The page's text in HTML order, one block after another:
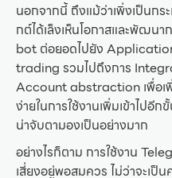
นอกจากนี้ ถึงแม้ว่าเพิ่งเป็นกร
กต์ได้เล็งเห็นโอกาสและพัฒน
bot ต่อยอดไปยัง
trading รวมไปถึงการ
Account abstraction เพื่อเ
ง่ายในการใช้งานเพิ่มเข้าไปอี
น่าจับตามองเป็นอย่างมาก
อย่างไรก็ตาม การใช้งาน
เสี่ยงอยู่พอสมควร ไม่ว่าจะเป็น